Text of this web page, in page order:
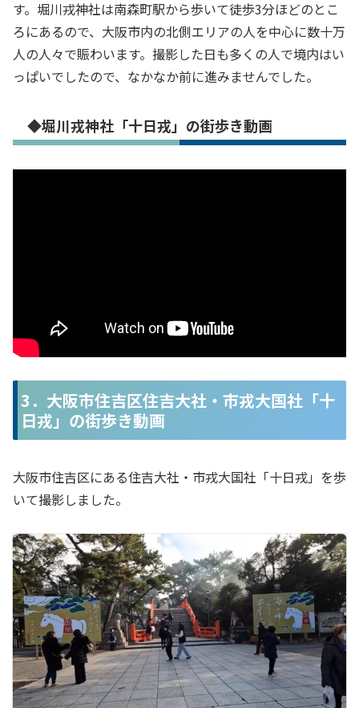
す。堀川戎神社は南森町駅から歩いて徒歩3分ほどのとこ
ろにあるので、大阪市内の北側エリアの人を中心に数十万
人の人々で賑わいます。撮影した日も多くの人で境内はい
っぱいでしたので、なかなか前に進みませんでした。
◆堀川戎神社「十日戎」の街歩き動画
3．大阪市住吉区住吉大社・市戎大国社「十
日戎」の街歩き動画
大阪市住吉区にある住吉大社・市戎大国社「十日戎」を歩
いて撮影しました。